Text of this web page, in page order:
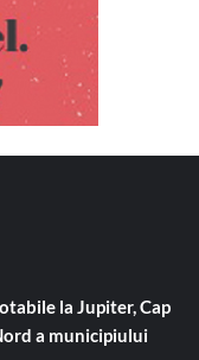
la Jupiter, Cap
a municipiului